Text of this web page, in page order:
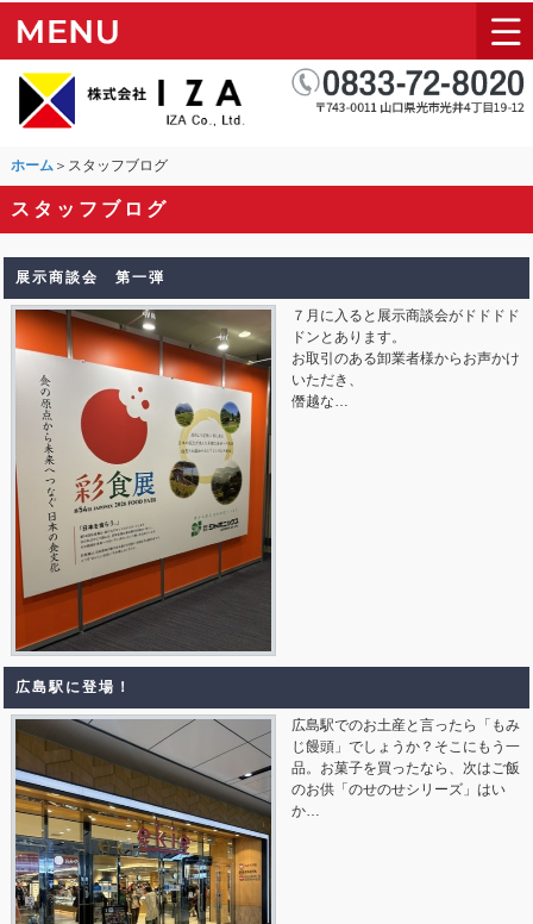
ホーム＞スタッフブログ
スタッフブログ
展示商談会 第一弾
７月に入ると展示商談会がドドドド
ドンとあります。
お取引のある卸業者様からお声かけ
いただき、
僭越な…
広島駅に登場！
広島駅でのお土産と言ったら「もみ
じ饅頭」でしょうか？そこにもう一
品。お菓子を買ったなら、次はご飯
のお供「のせのせシリーズ」はい
か…